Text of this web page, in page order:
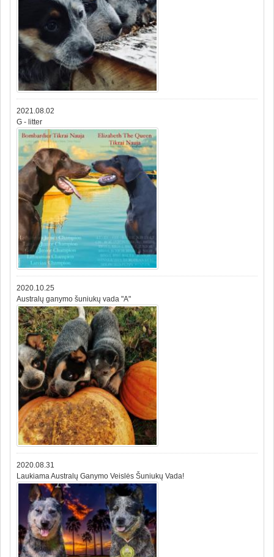
2021.08.02
G - litter
2020.10.25
Australų ganymo šuniukų vada "A"
2020.08.31
Laukiama Australų Ganymo Veislės Šuniukų Vada!